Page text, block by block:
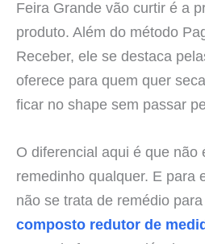
Feira Grande vão curtir é a
produto. Além do método
Receber, ele se destaca
oferece para quem quer
ficar no shape sem passar
O diferencial aqui é que não
remedinho qualquer. E para
não se trata de remédio
composto redutor de